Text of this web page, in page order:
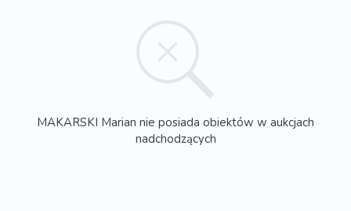
MAKARSKI Marian nie posiada obiektów w aukcjach
nadchodzących